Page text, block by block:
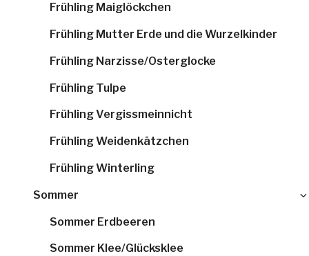
Frühling Maiglöckchen
Frühling Mutter Erde und die Wurzelkinder
Frühling Narzisse/Osterglocke
Frühling Tulpe
Frühling Vergissmeinnicht
Frühling Weidenkätzchen
Frühling Winterling
Sommer
Sommer Erdbeeren
Sommer Klee/Glücksklee